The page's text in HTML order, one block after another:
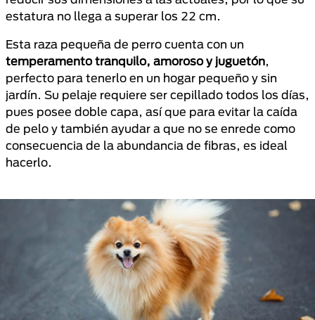
estatura no llega a superar los 22 cm.
Esta raza pequeña de perro cuenta con un
temperamento tranquilo, amoroso y juguetón,
perfecto para tenerlo en un hogar pequeño y sin
jardín. Su pelaje requiere ser cepillado todos los días,
pues posee doble capa, así que para evitar la caída
de pelo y también ayudar a que no se enrede como
consecuencia de la abundancia de fibras, es ideal
hacerlo.